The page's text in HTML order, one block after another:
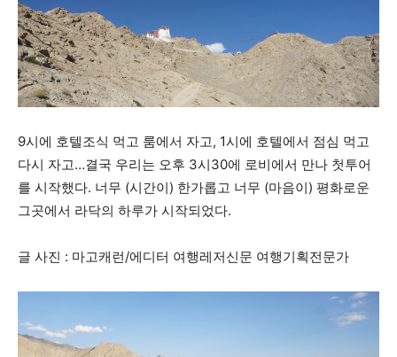
9시에 호텔조식 먹고 룸에서 자고, 1시에 호텔에서 점심 먹고
다시 자고…결국 우리는 오후 3시30에 로비에서 만나 첫투어
를 시작했다. 너무 (시간이) 한가롭고 너무 (마음이) 평화로운
그곳에서 라닥의 하루가 시작되었다.
글 사진 : 마고캐런/에디터 여행레저신문 여행기획전문가